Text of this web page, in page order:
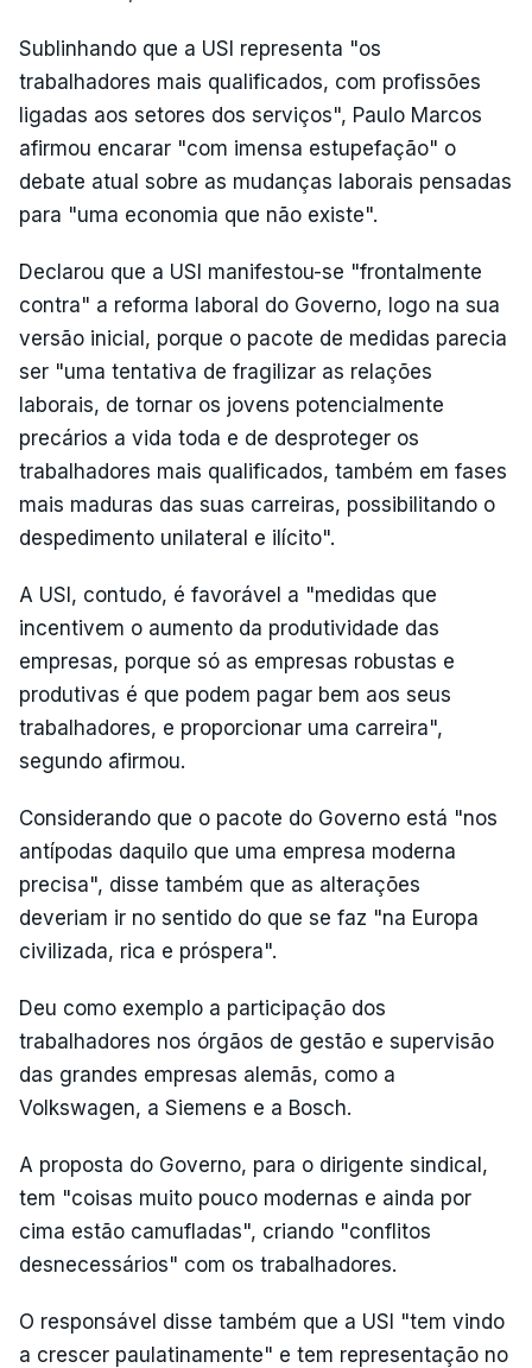
Sublinhando que a USI representa "os
trabalhadores mais qualificados, com profissões
ligadas aos setores dos serviços", Paulo Marcos
afirmou encarar "com imensa estupefação" o
debate atual sobre as mudanças laborais pensadas
para "uma economia que não existe".
Declarou que a USI manifestou-se "frontalmente
contra" a reforma laboral do Governo, logo na sua
versão inicial, porque o pacote de medidas parecia
ser "uma tentativa de fragilizar as relações
laborais, de tornar os jovens potencialmente
precários a vida toda e de desproteger os
trabalhadores mais qualificados, também em fases
mais maduras das suas carreiras, possibilitando o
despedimento unilateral e ilícito".
A USI, contudo, é favorável a "medidas que
incentivem o aumento da produtividade das
empresas, porque só as empresas robustas e
produtivas é que podem pagar bem aos seus
trabalhadores, e proporcionar uma carreira",
segundo afirmou.
Considerando que o pacote do Governo está "nos
antípodas daquilo que uma empresa moderna
precisa", disse também que as alterações
deveriam ir no sentido do que se faz "na Europa
civilizada, rica e próspera".
Deu como exemplo a participação dos
trabalhadores nos órgãos de gestão e supervisão
das grandes empresas alemãs, como a
Volkswagen, a Siemens e a Bosch.
A proposta do Governo, para o dirigente sindical,
tem "coisas muito pouco modernas e ainda por
cima estão camufladas", criando "conflitos
desnecessários" com os trabalhadores.
O responsável disse também que a USI "tem vindo
a crescer paulatinamente" e tem representação no